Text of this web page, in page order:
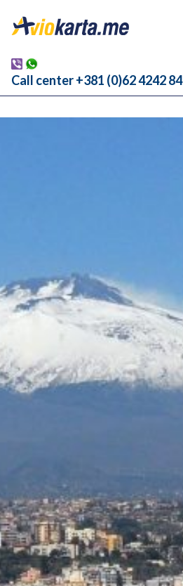
Call center +381 (0)62 4242 84